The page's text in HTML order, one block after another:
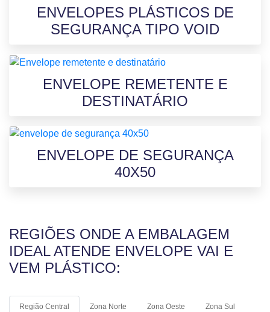
ENVELOPES PLÁSTICOS DE
SEGURANÇA TIPO VOID
ENVELOPE REMETENTE E
DESTINATÁRIO
ENVELOPE DE SEGURANÇA
40X50
REGIÕES ONDE A EMBALAGEM
IDEAL ATENDE ENVELOPE VAI E
VEM PLÁSTICO:
Região Central Zona Norte Zona Oeste Zona Sul